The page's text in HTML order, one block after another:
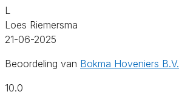
L
Loes Riemersma
21-06-2025
Beoordeling van Bokma Hoveniers B.V.
10.0